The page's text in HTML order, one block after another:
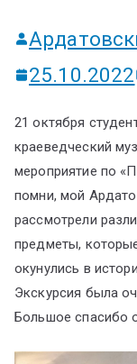
25.10.2022
21 октября
краеведческий
мероприятие по
помни, мой
рассмотрели
предметы,
окунулись в
Экскурсия была
Большое спасибо